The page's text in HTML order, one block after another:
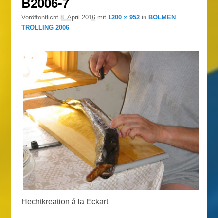
Veröffentlicht 8. April 2016mit 1200 × 952in BOLMEN-
TROLLING 2006
Hechtkreation á la Eckart